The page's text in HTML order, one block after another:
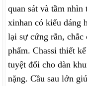
quan sát và tầm
xinhan có kiểu dáng
lại sự cứng rắn, chắc
phẩm. Chassi thiết
tuyệt đối cho dàn
nặng. Cầu sau lớn